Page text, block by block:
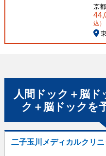
京都
込）
人間ドック＋脳ド
ク＋脳ドック を
二子玉川メディカルクリニ